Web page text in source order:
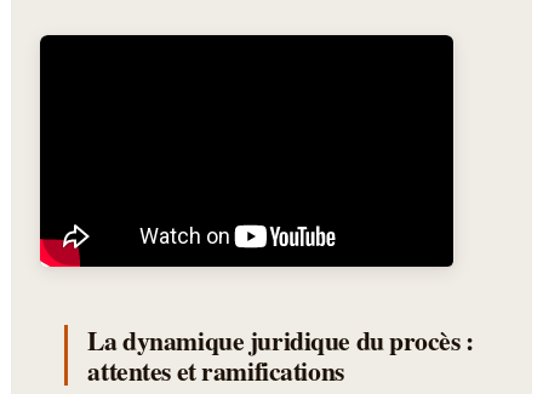
La dynamique juridique du procès :
attentes et ramifications